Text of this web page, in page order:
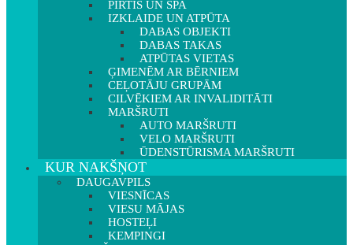
PIRTIS UN SPA
IZKLAIDE UN ATPŪTA
DABAS OBJEKTI
DABAS TAKAS
ATPŪTAS VIETAS
ĢIMENĒM AR BĒRNIEM
CEĻOTĀJU GRUPĀM
CILVĒKIEM AR INVALIDITĀTI
MARŠRUTI
AUTO MARŠRUTI
VELO MARŠRUTI
ŪDENSTŪRISMA MARŠRUTI
KUR NAKŠŅOT
DAUGAVPILS
VIESNĪCAS
VIESU MĀJAS
HOSTEĻI
KEMPINGI